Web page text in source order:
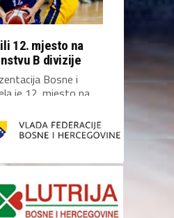
12. mjesto na
B divizije
Bosne i
je 12. mjesto na
B...